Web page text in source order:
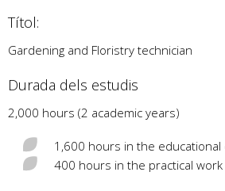
Títol:
Gardening and Floristry technician
Durada dels estudis
2,000 hours (2 academic years)
1,600 hours in the
400 hours in the practical